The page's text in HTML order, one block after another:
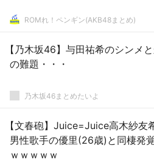
ROMれ！ペンギン(AKB48まとめ)
【乃木坂46】与田祐希のシンメ
の難題・・・
乃木坂46まとめたいよ
【文春砲】Juice=Juice高木紗友
男性歌手の優里(26歳)と同棲発
ｗｗｗｗｗ